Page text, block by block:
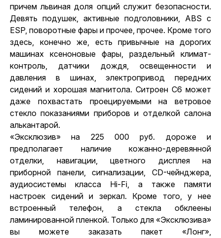
причем львиная доля опций служит безопасности.
Девять подушек, активные подголовники, ABS с
ESP, поворотные фары и прочее, прочее. Кроме того
здесь, конечно же, есть привычные на дорогих
машинах ксеноновые фары, раздельный климат-
контроль, датчики дождя, освещенности и
давления в шинах, электропривод передних
сидений и хорошая магнитола. Ситроен С6 может
даже похвастать проецируемыми на ветровое
стекло показаниями приборов и отделкой салона
алькантарой.
«Эксклюзив» на 225 000 руб. дороже и
предполагает наличие кожанно-деревянной
отделки, навигации, цветного дисплея на
приборной панели, сигнализации, CD-чейнджера,
аудиосистемы класса Hi-Fi, а также памяти
настроек сидений и зеркал. Кроме того, у нее
встроенный телефон, а стекла обклеены
ламинированной пленкой. Только для «Эксклюзива»
вы можете заказать пакет «Лонг»,